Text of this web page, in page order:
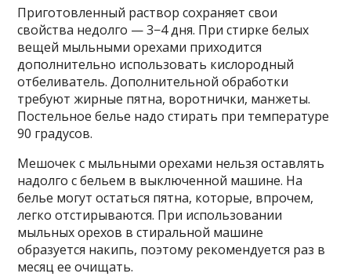
Приготовленный раствор сохраняет свои
свойства недолго — 3−4 дня. При стирке белых
вещей мыльными орехами приходится
дополнительно использовать кислородный
отбеливатель. Дополнительной обработки
требуют жирные пятна, воротнички, манжеты.
Постельное белье надо стирать при температуре
90 градусов.
Мешочек с мыльными орехами нельзя оставлять
надолго с бельем в выключенной машине. На
белье могут остаться пятна, которые, впрочем,
легко отстирываются. При использовании
мыльных орехов в стиральной машине
образуется накипь, поэтому рекомендуется раз в
месяц ее очищать.